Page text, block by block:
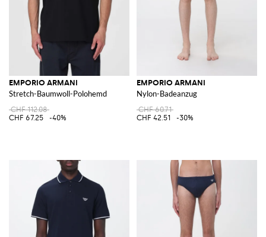
EMPORIO ARMANI
Stretch-Baumwoll-Polohemd
CHF 112.08
CHF 67.25
-40%
EMPORIO ARMANI
Nylon-Badeanzug
CHF 60.71
CHF 42.51
-30%